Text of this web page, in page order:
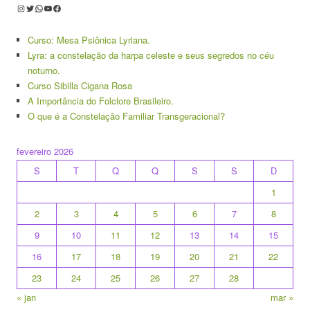
Instagram
Twitter
WhatsApp
Youtube
Facebook
Curso: Mesa Psiônica Lyriana.
Lyra: a constelação da harpa celeste e seus segredos no céu
noturno.
Curso Sibilla Cigana Rosa
A Importância do Folclore Brasileiro.
O que é a Constelação Familiar Transgeracional?
fevereiro 2026
S
T Q Q S S
D
1
2
3 4 5 6 7
8
9
10 11 12 13 14
15
16
17 18 19 20 21
22
23
24 25 26 27
28
« jan
mar »